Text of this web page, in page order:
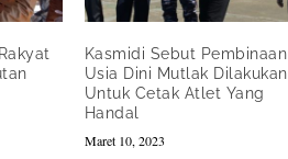
Kasmidi Sebut Pembinaan
Usia Dini Mutlak Dilakukan
Untuk Cetak Atlet Yang
Handal
Maret 10, 2023